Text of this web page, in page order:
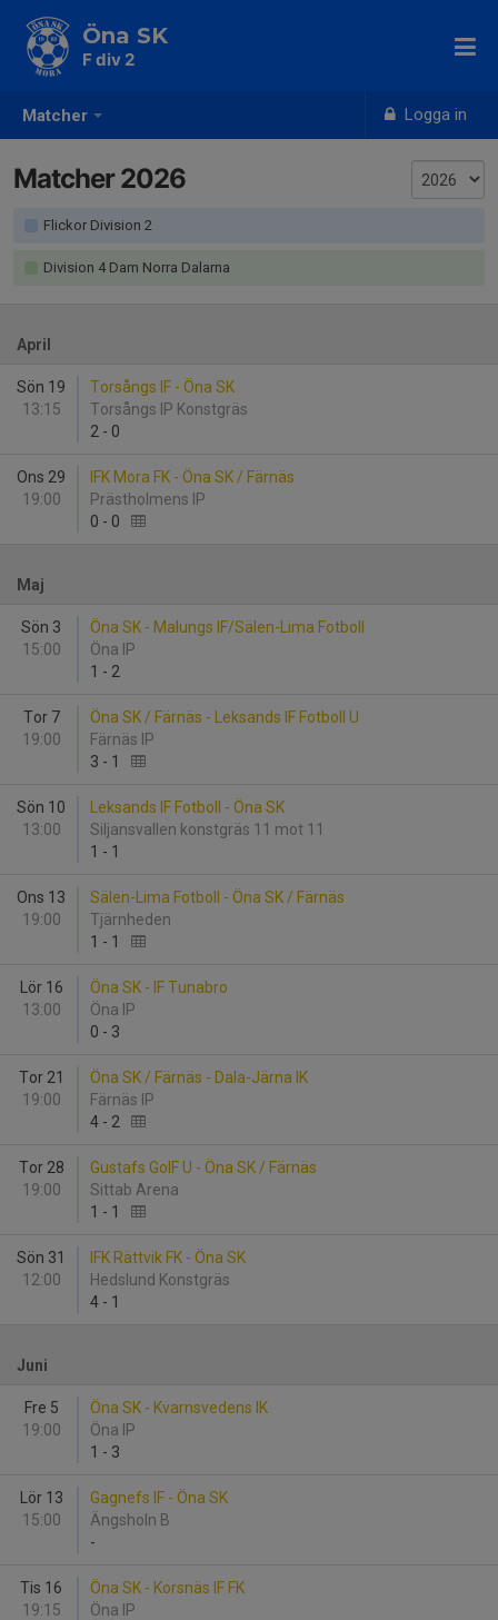
Matcher Logga in
Öna SK
F div 2
Matcher 2026
Flickor Division 2
Division 4 Dam Norra Dalarna
April
Sön 19
13:15
Torsångs IF - Öna SK
Torsångs IP Konstgräs
2 - 0
Ons 29
19:00
IFK Mora FK - Öna SK / Färnäs
Prästholmens IP
0 - 0
Maj
Sön 3
15:00
Öna SK - Malungs IF/Sälen-Lima Fotboll
Öna IP
1 - 2
Tor 7
19:00
Öna SK / Färnäs - Leksands IF Fotboll U
Färnäs IP
3 - 1
Sön 10
13:00
Leksands IF Fotboll - Öna SK
Siljansvallen konstgräs 11 mot 11
1 - 1
Ons 13
19:00
Sälen-Lima Fotboll - Öna SK / Färnäs
Tjärnheden
1 - 1
Lör 16
13:00
Öna SK - IF Tunabro
Öna IP
0 - 3
Tor 21
19:00
Öna SK / Färnäs - Dala-Järna IK
Färnäs IP
4 - 2
Tor 28
19:00
Gustafs GoIF U - Öna SK / Färnäs
Sittab Arena
1 - 1
Sön 31
12:00
IFK Rättvik FK - Öna SK
Hedslund Konstgräs
4 - 1
Juni
Fre 5
19:00
Öna SK - Kvarnsvedens IK
Öna IP
1 - 3
Lör 13
15:00
Gagnefs IF - Öna SK
Ängsholn B
-
Tis 16
19:15
Öna SK - Korsnäs IF FK
Öna IP